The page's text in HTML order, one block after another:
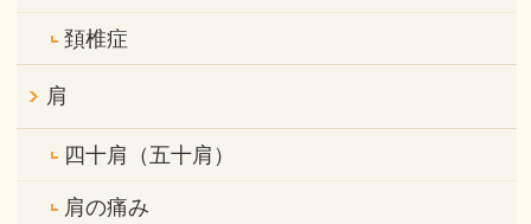
頚椎症
肩
四十肩（五十肩）
肩の痛み